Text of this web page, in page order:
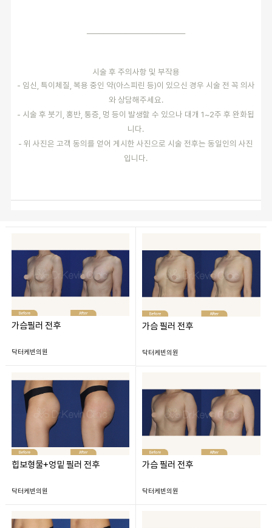
──────────────────
시술 후 주의사항 및 부작용
- 임신, 특이체질, 복용 중인 약(아스피린 등)이 있으신 경우 시술 전 꼭 의사
와 상담해주세요.
- 시술 후 붓기, 홍반, 통증, 멍 등이 발생할 수 있으나 대개 1~2주 후 완화됩
니다.
- 위 사진은 고객 동의를 얻어 게시한 사진으로 시술 전후는 동일인의 사진
입니다.
가슴필러 전후
닥터케빈의원
가슴 필러 전후
닥터케빈의원
힙보형물+엉밑 필러 전후
닥터케빈의원
가슴 필러 전후
닥터케빈의원